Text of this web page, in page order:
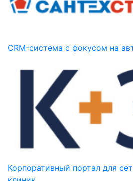
CRM-система с фокусом на
Корпоративный портал для